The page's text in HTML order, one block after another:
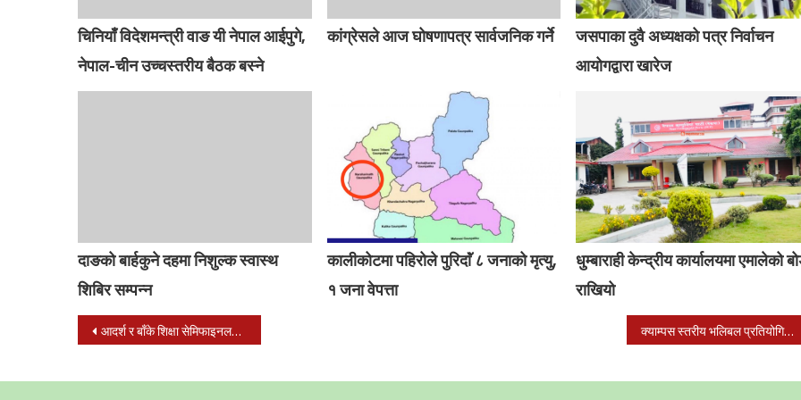
चिनियाँ विदेशमन्त्री वाङ यी नेपाल आईपुगे,
नेपाल-चीन उच्चस्तरीय बैठक बस्ने
कांग्रेसले आज घोषणापत्र सार्वजनिक गर्ने
जसपाका दुवै अध्यक्षको पत्र निर्वाचन
आयोगद्वारा खारेज
दाङको बार्हकुने दहमा निशुल्क स्वास्थ
शिबिर सम्पन्न
कालीकोटमा पहिरोले पुरिदाॅं ८ जनाको मृत्यु,
१ जना वेपत्ता
धुम्बाराही केन्द्रीय कार्यालयमा एमालेको
राखियो
Post
आदर्श र बाँके शिक्षा सेमिफाइनलमा,आदर्श माबी नेपालगन्जद्वारा युनाइटेड ७-२गोलले पराजित क्याम्पस स्तरीय भलिबल प्रतियोगिताको उपाधी कलेज अफ म्यानेजमेन्टले चुम्यो